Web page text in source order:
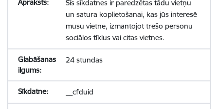
Šīs sīkdatnes ir paredzētas tādu vietņu
un satura koplietošanai, kas jūs interesē
mūsu vietnē, izmantojot trešo personu
sociālos tīklus vai citas vietnes.
24 stundas
__cfduid